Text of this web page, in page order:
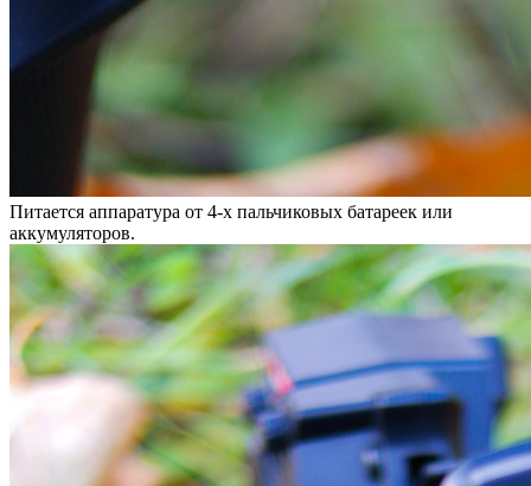
Питается аппаратура от 4-х пальчиковых батареек или
аккумуляторов.